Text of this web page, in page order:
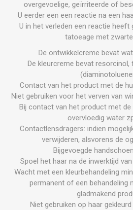
overgevoelige, geïrriteerde of
U eerder een een reactie na een
U in het verleden een reactie heeft
tatoeage met
De ontwikkelcreme bevat
De kleurcreme bevat resorcinol,
Contact van het product met de
Niet gebruiken voor het verven van
Bij contact van het product met
overvloedig water
Contactlensdragers: indien
verwijderen, alsvorens de
Bijgevoegde
Spoel het haar na de inwerktijd
Wacht met een kleurbehandeling
permanent of een behandeling
gladmakend
Niet gebruiken op haar